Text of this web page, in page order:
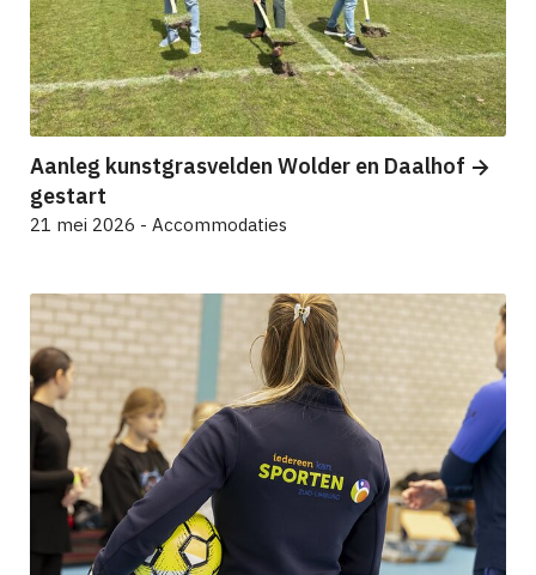
Aanleg kunstgrasvelden Wolder en Daalhof
gestart
21 mei 2026 - Accommodaties